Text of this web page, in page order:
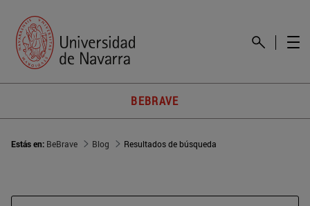
BEBRAVE
Estás en: BeBrave Blog Resultados de búsqueda